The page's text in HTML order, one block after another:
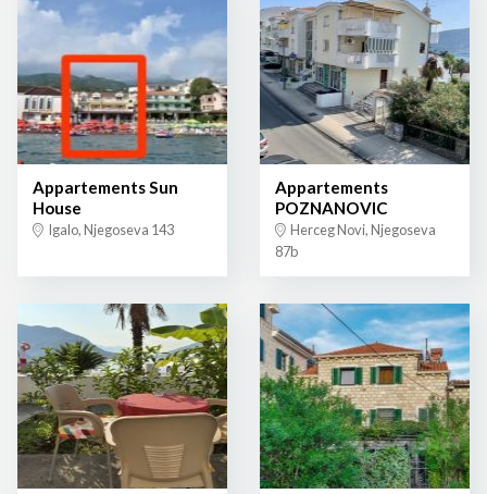
Appartements Sun
House
Igalo, Njegoseva 143
Appartements
POZNANOVIC
Herceg Novi, Njegoseva
87b